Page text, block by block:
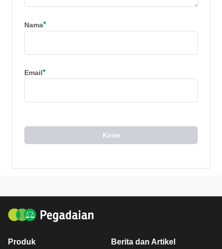
Nama*
Email*
Kirim
Produk
Berita dan Artikel